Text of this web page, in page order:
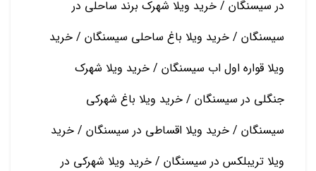
در سیسنگان / خرید ویلا شهرک برند ساحلی در
سیسنگان / خرید ویلا باغ ساحلی سیسنگان / خرید
ویلا قواره اول اب سیسنگان / خرید ویلا شهرک
جنگلی در سیسنگان / خرید ویلا باغ شهرکی
سیسنگان / خرید ویلا اقساطی در سیسنگان / خرید
ویلا تریبلکس در سیسنگان / خرید ویلا شهرکی در